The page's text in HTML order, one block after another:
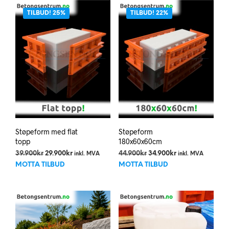
TILBUD! 25%
Støpeform med flat
topp
39.900kr Opprinnelig
pris
29.900 krNåværende
inkl. MVA
MOTTA TILBUD
TILBUD! 22%
Støpeform
180x60x60cm
44.900kr Opprinnelig
pris
34.900krNåværende
inkl. MVA
MOTTA TILBUD